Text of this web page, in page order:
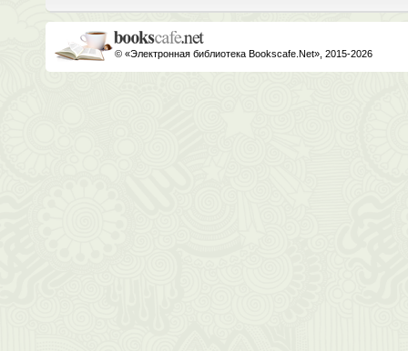
© «Электронная библиотека Bookscafe.Net», 2015-2026